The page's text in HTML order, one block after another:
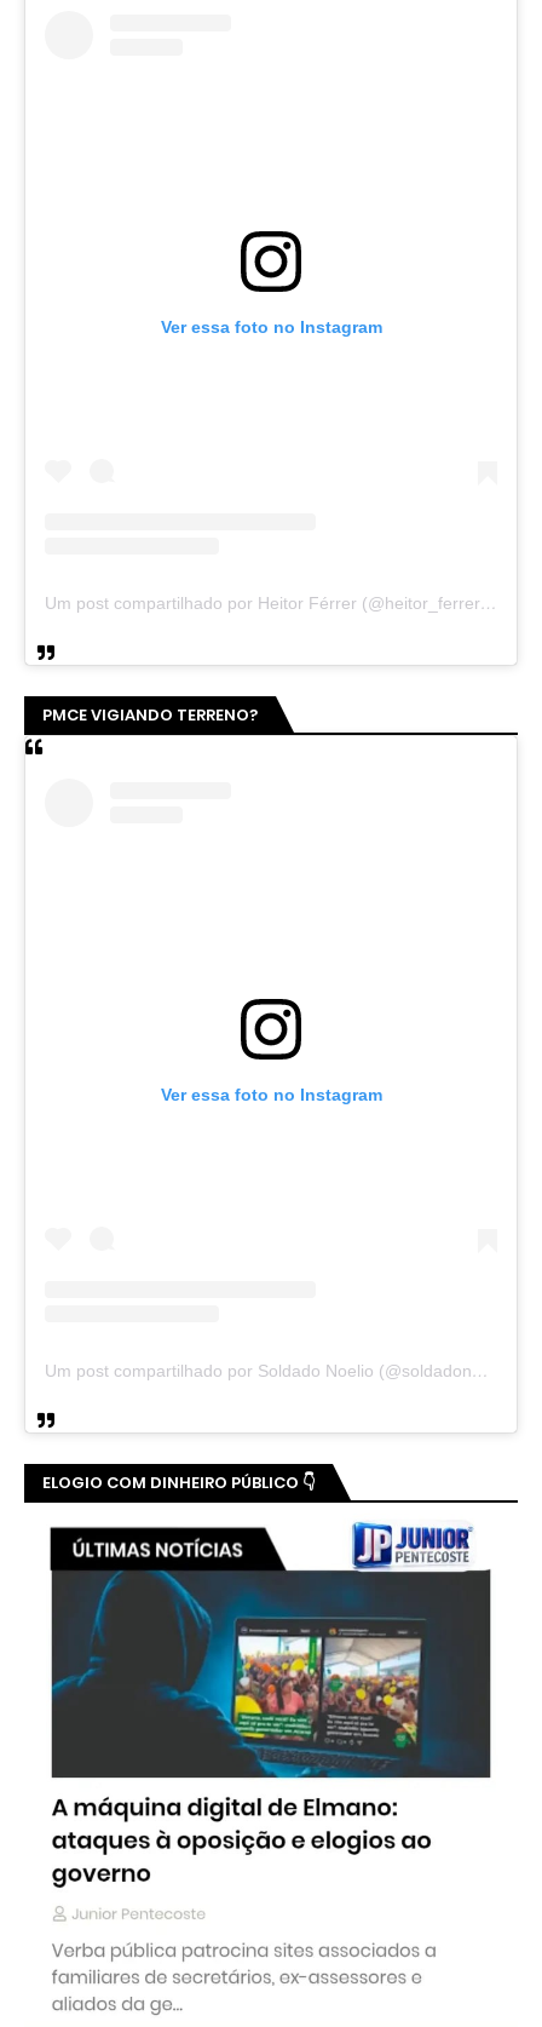
Ver essa foto no Instagram
Um post compartilhado por Heitor Férrer (@heitor_ferrer77)
PMCE VIGIANDO TERRENO?
Ver essa foto no Instagram
Um post compartilhado por Soldado Noelio (@soldadonoelio)
ELOGIO COM DINHEIRO PÚBLICO 👇